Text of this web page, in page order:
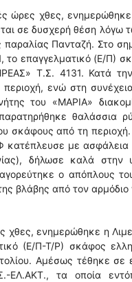
ώρες χθες,
σε δυσχερή θέση
παραλίας Πανταζή. Στο
το επαγγελματικό (E/
Τ.Σ. 4131. Κατά
ενώ στη
του «ΜΑΡΙΑ»
θαλάσσια
σκάφους από τη
κατέπλευσε με
δήλωσε καλά στην
ο απόπλους
βλάβης από τον
χθες, ενημερώθηκε η
(Ε/Π-Τ/Ρ) σκάφος
Αμέσως τέθηκε
ΕΛ.ΑΚΤ., τα οποία